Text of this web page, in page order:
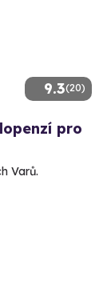
9.3(20)
pro
Varů.